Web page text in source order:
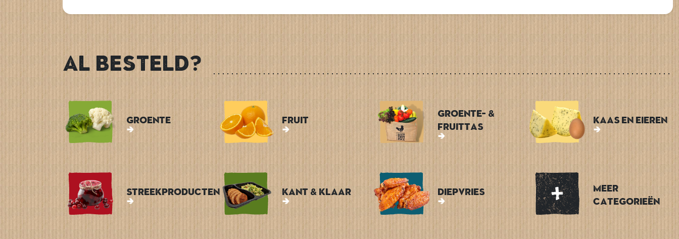
Al besteld?
Groente Fruit
Groente- &
Fruittas
Kaas en Eieren
Streekproducten Kant & Klaar Diepvries
Meer
categorieën